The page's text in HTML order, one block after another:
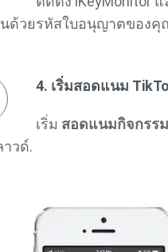
นด้วยรหัสใบอนุญาตของคุ
4. เริ่มสอดแนม
เริ่ม สอดแนมกิจกรร
วด์.